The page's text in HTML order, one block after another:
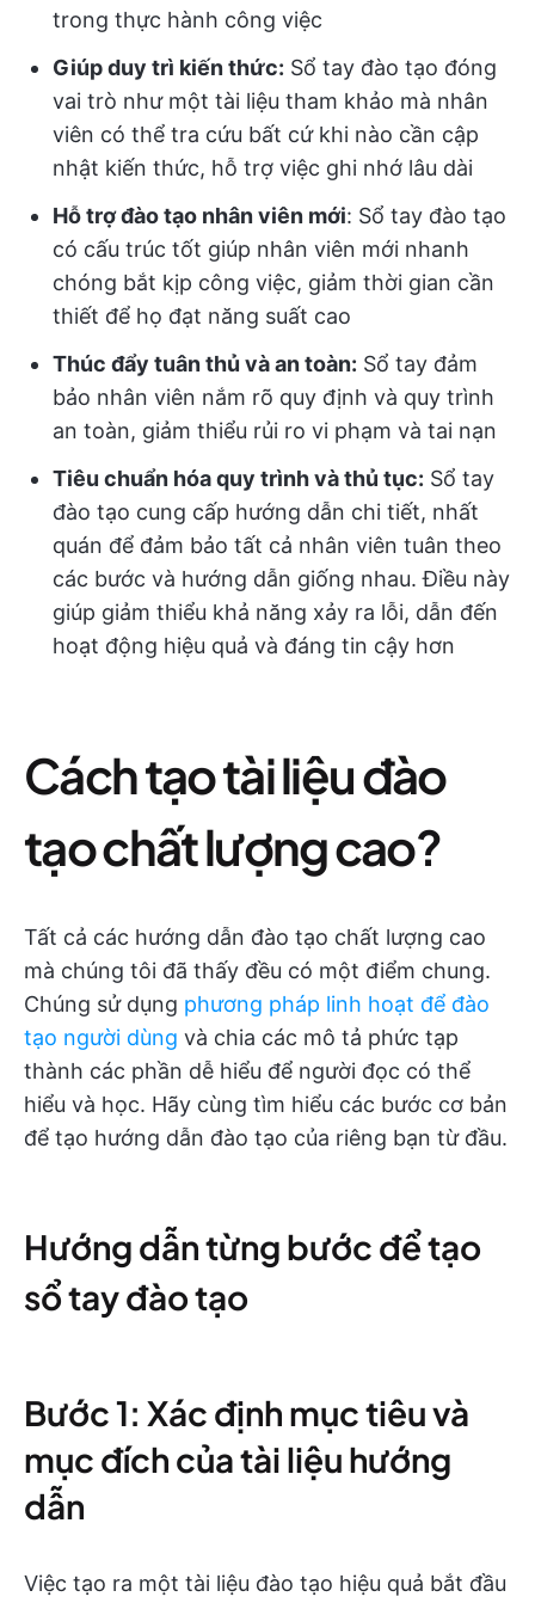
trong thực hành công việc
Giúp duy trì kiến thức: Sổ tay đào tạo đóng
vai trò như một tài liệu tham khảo mà nhân
viên có thể tra cứu bất cứ khi nào cần cập
nhật kiến thức, hỗ trợ việc ghi nhớ lâu dài
Hỗ trợ đào tạo nhân viên mới: Sổ tay đào tạo
có cấu trúc tốt giúp nhân viên mới nhanh
chóng bắt kịp công việc, giảm thời gian cần
thiết để họ đạt năng suất cao
Thúc đẩy tuân thủ và an toàn: Sổ tay đảm
bảo nhân viên nắm rõ quy định và quy trình
an toàn, giảm thiểu rủi ro vi phạm và tai nạn
Tiêu chuẩn hóa quy trình và thủ tục: Sổ tay
đào tạo cung cấp hướng dẫn chi tiết, nhất
quán để đảm bảo tất cả nhân viên tuân theo
các bước và hướng dẫn giống nhau. Điều này
giúp giảm thiểu khả năng xảy ra lỗi, dẫn đến
hoạt động hiệu quả và đáng tin cậy hơn
Cách tạo tài liệu đào
tạo chất lượng cao?
Tất cả các hướng dẫn đào tạo chất lượng cao
mà chúng tôi đã thấy đều có một điểm chung.
Chúng sử dụng phương pháp linh hoạt để đào
tạo người dùng và chia các mô tả phức tạp
thành các phần dễ hiểu để người đọc có thể
hiểu và học. Hãy cùng tìm hiểu các bước cơ bản
để tạo hướng dẫn đào tạo của riêng bạn từ đầu.
Hướng dẫn từng bước để tạo
sổ tay đào tạo
Bước 1: Xác định mục tiêu và
mục đích của tài liệu hướng
dẫn
Việc tạo ra một tài liệu đào tạo hiệu quả bắt đầu